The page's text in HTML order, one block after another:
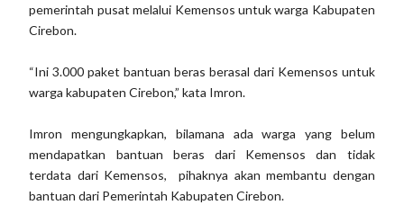
pemerintah pusat melalui Kemensos untuk warga Kabupaten
Cirebon.
“Ini 3.000 paket bantuan beras berasal dari Kemensos untuk
warga kabupaten Cirebon,” kata Imron.
Imron mengungkapkan, bilamana ada warga yang belum
mendapatkan bantuan beras dari Kemensos dan tidak
terdata dari Kemensos, pihaknya akan membantu dengan
bantuan dari Pemerintah Kabupaten Cirebon.